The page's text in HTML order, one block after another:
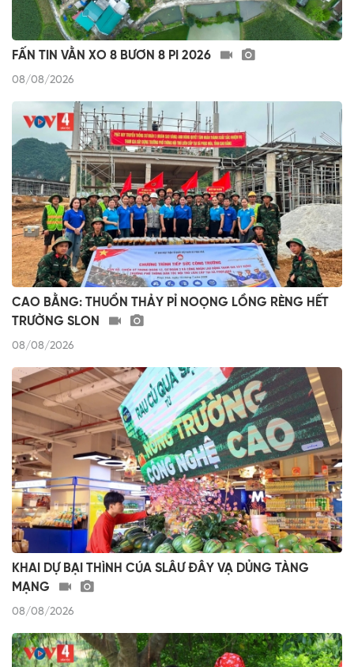
FẤN TIN VẰN XO 8 BƯƠN 8 PI 2026
08/08/2026
CAO BẰNG: THUỔN THẢY PỈ NOỌNG LỒNG RÈNG HẾT
TRƯỜNG SLON
08/08/2026
KHAI DỰ BẠI THÌNH CÚA SLÂƯ ĐÂY VẠ DỦNG TÀNG
MẠNG
08/08/2026